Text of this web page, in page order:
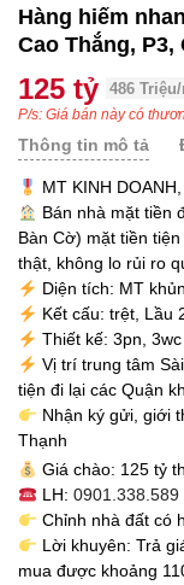
Hàng hiếm
Cao Thắng,
125 tỷ 486 Triệu/
P/s: Giá bán này có
Thông tin mô tả
MT KINH
Bán nhà mặt tiền
Bàn Cờ) mặt tiền
thật, không lo rủi ro
Diện tích: MT
Kết cấu: trệt, Lầu
Thiết kế: 3pn, 3wc
Vị trí trung tâm
tiện đi lại các Quận
Nhận ký gửi, giới
Thạnh
Giá chào: 125 tỷ
LH: 0901.338.589
Chỉnh nhà đất có
Lời khuyên: Trả
mua được khoảng